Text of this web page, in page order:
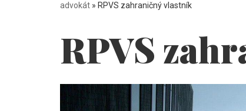
advokát » RPVS zahraničný vlastník
RPVS